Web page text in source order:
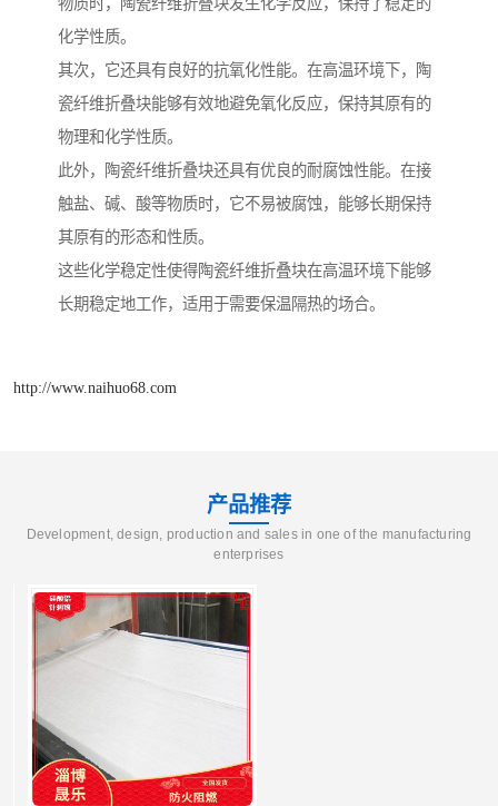
物质时，陶瓷纤维折叠块发生化学反应，保持了稳定的
化学性质。
其次，它还具有良好的抗氧化性能。在高温环境下，陶
瓷纤维折叠块能够有效地避免氧化反应，保持其原有的
物理和化学性质。
此外，陶瓷纤维折叠块还具有优良的耐腐蚀性能。在接
触盐、碱、酸等物质时，它不易被腐蚀，能够长期保持
其原有的形态和性质。
这些化学稳定性使得陶瓷纤维折叠块在高温环境下能够
长期稳定地工作，适用于需要保温隔热的场合。
http://www.naihuo68.com
产品推荐
Development, design, production and sales in one of the manufacturing
enterprises